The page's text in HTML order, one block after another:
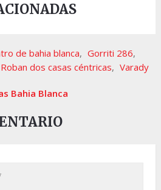
de bahia blanca, Gorriti 286,
Roban dos casas céntricas, Varady
Bahia Blanca